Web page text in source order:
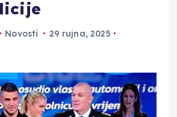
Novosti
29 rujna, 2025